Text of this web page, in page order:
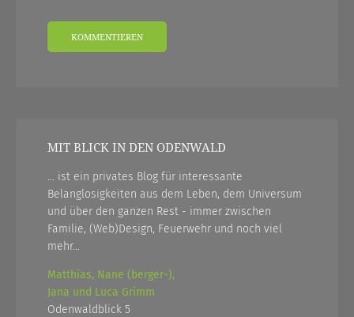
MIT BLICK IN DEN ODENWALD
... ist ein privates Blog für interessante
Belanglosigkeiten aus dem Leben, dem Universum
und über den ganzen Rest - immer zwischen
Familie, (Web)Design, Feuerwehr und noch viel
mehr...
Matthias, Nane (berger-),
Jana und Luca Grimm
Odenwaldblick 5